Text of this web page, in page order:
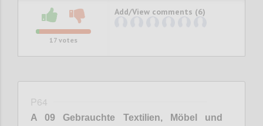
17 votes
Add/View comments (6)
P64
A 09 Gebrauchte Textilien, Möbel und